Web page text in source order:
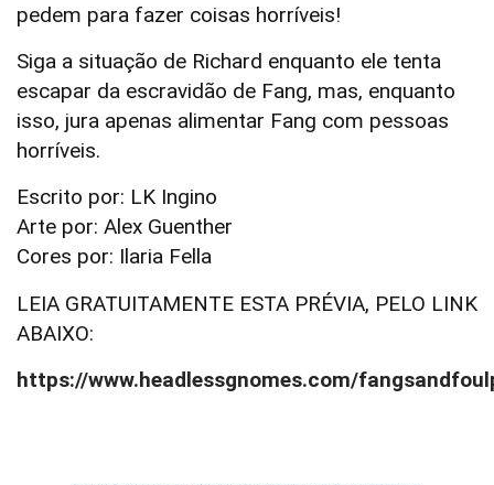
pedem para fazer coisas horríveis!
Siga a situação de Richard enquanto ele tenta
escapar da escravidão de Fang, mas, enquanto
isso, jura apenas alimentar Fang com pessoas
horríveis.
Escrito por: LK Ingino
Arte por: Alex Guenther
Cores por: Ilaria Fella
LEIA GRATUITAMENTE ESTA PRÉVIA, PELO LINK
ABAIXO:
https://www.headlessgnomes.com/